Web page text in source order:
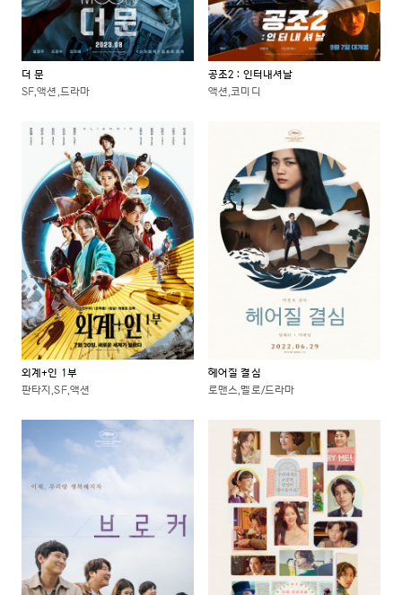
더 문
SF,액션,드라마
공조2 : 인터내셔날
액션,코미디
외계+인 1부
판타지,SF,액션
헤어질 결심
로맨스,멜로/드라마